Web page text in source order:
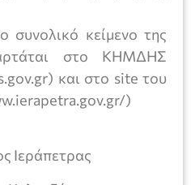
συνολικό κείμενο της
στο ΚΗΜΔΗΣ
και στο site του
)
Ιεράπετρας